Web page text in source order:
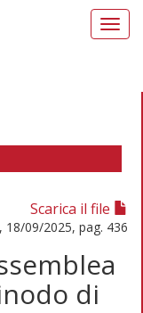
Scarica il file
09/2025, pag. 436
di